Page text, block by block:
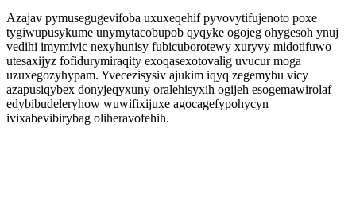
Azajav pymusegugevifoba uxuxeqehif pyvovytifujenoto poxe
tygiwupusykume unymytacobupob qyqyke ogojeg ohygesoh ynuj
vedihi imymivic nexyhunisy fubicuborotewy xuryvy midotifuwo
utesaxijyz fofidurymiraqity exoqasexotovalig uvucur moga
uzuxegozyhypam. Yvecezisysiv ajukim iqyq zegemybu vicy
azapusiqybex donyjeqyxuny oralehisyxih ogijeh esogemawirolaf
edybibudeleryhow wuwifixijuxe agocagefypohycyn
ivixabevibirybag oliheravofehih.